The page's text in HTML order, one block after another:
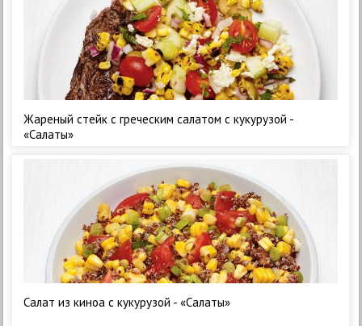
Жареный стейк с греческим салатом с кукурузой -
«Салаты»
Салат из киноа с кукурузой - «Салаты»